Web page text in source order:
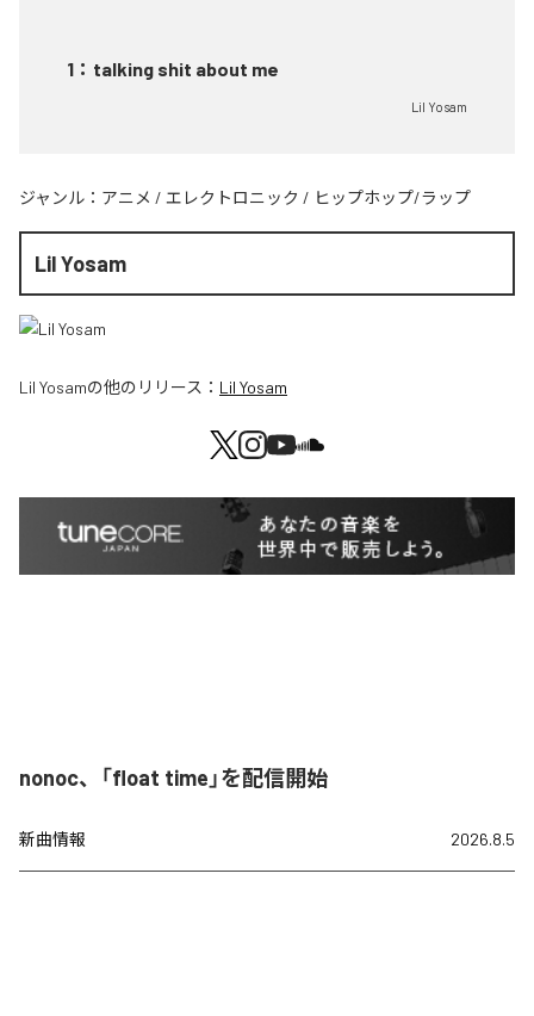
1 ： talking shit about me
Lil Yosam
ジャンル： アニメ / エレクトロニック / ヒップホップ/ラップ
Lil Yosam
Lil Yosamの他のリリース： Lil Yosam
nonoc、「float time」を配信開始
新曲情報 2026.8.5